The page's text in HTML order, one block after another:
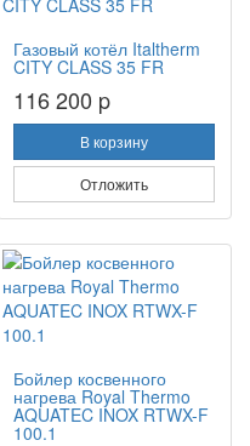
Газовый котёл Italtherm
CITY CLASS 35 FR
116 200 p
В корзину
Отложить
Бойлер косвенного
нагрева Royal Thermo
AQUATEC INOX RTWX-F
100.1